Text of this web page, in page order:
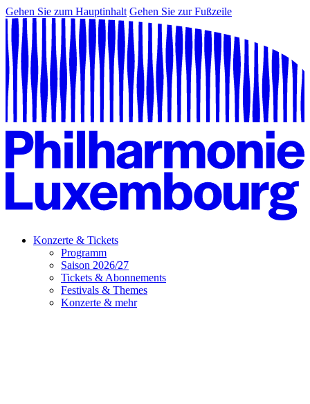
Gehen Sie zum Hauptinhalt Gehen Sie zur Fußzeile
Konzerte & Tickets
Programm
Saison 2026/27
Tickets & Abonnements
Festivals & Themes
Konzerte & mehr